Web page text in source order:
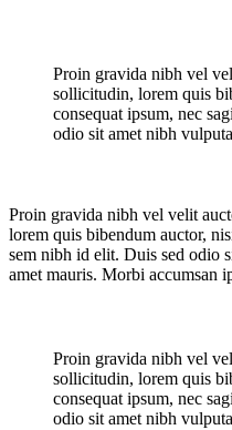
Proin gravida nibh vel
sollicitudin, lorem quis
consequat ipsum, nec
odio sit amet nibh
Proin gravida nibh vel velit
lorem quis bibendum auctor,
sem nibh id elit. Duis sed odio
amet mauris. Morbi accumsan
Proin gravida nibh vel
sollicitudin, lorem quis
consequat ipsum, nec
odio sit amet nibh